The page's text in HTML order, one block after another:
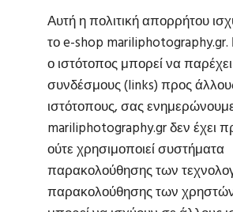
Αυτή η πολιτική απορρήτου
το e-shop
ο ιστότοπος μπορεί να παρέχει
συνδέσμους (links) προς
ιστότοπους, σας
mariliphotography.gr δεν έχει
ούτε χρησιμοποιεί συστήματα
παρακολούθησης των
παρακολούθησης των